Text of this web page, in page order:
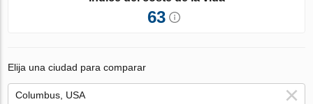
63
Elija una ciudad para comparar